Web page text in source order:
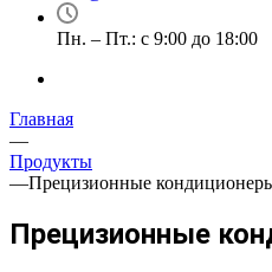
Пн. – Пт.: с 9:00 до 18:00
Главная
—
Продукты
—Прецизионные
Прецизионные